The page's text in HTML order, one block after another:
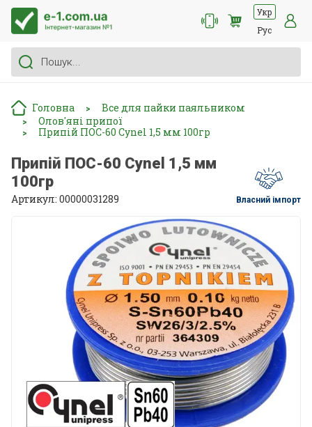
Укр
Рус
Головна > Все для пайки паяльником
> Олов'яні припої
> Припій ПОС-60 Cynel 1,5 мм 100гр
Припій ПОС-60 Cynel 1,5 мм
100гр
Артикул: 00000031289 Власний імпорт